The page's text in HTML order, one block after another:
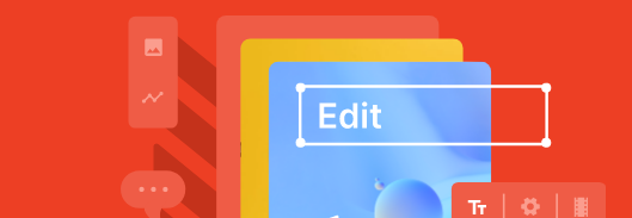
Усі шаблони >